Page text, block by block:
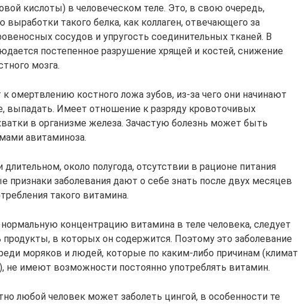
кислоты) в человеческом теле. Это, в свою очередь,
такого белка, как коллаген, отвечающего за
сосудов и упругость соединительных тканей. В
постепенное разрушение хрящей и костей, снижение
мозга.
омертвлению костного ложа зубов, из-за чего они начинают
выпадать. Имеет отношение к разряду кровоточивых
в организме железа. Зачастую болезнь может быть
авитаминоза.
длительном, около полугода, отсутствии в рационе питания
признаки заболевания дают о себе знать после двух месяцев
такого витамина.
концентрацию витамина в теле человека, следует
продукты, в которых он содержится. Поэтому это заболевание
моряков и людей, которые по каким-либо причинам (климат
не имеют возможности постоянно употреблять витамин.
любой человек может заболеть цингой, в особенности те